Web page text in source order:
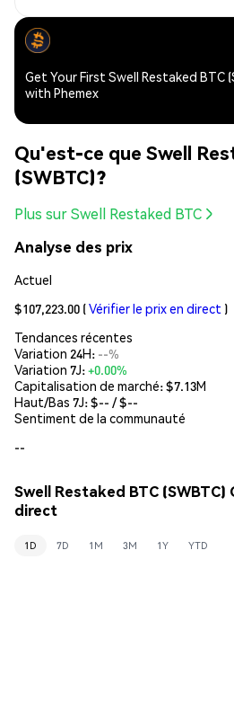
Get Your First Swell Restaked BTC
with Phemex
Qu'est-ce que Swell
(SWBTC)?
Plus sur Swell Restaked BTC
Analyse des prix
Actuel
$107,223.00 (Vérifier le prix en direct )
Tendances récentes
Variation 24H: --%
Variation 7J:+0.00%
Capitalisation de marché:$7.13M
Haut/Bas 7J: $-- / $--
Sentiment de la communauté
--
Swell Restaked BTC
direct
1D 7D 1M 3M 1Y YTD